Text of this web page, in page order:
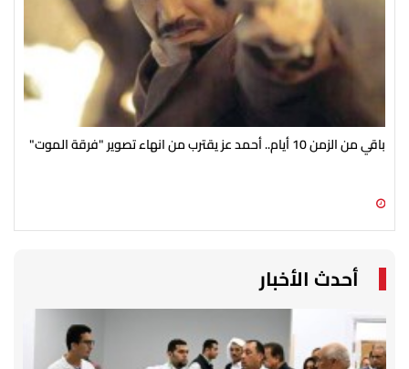
باقي من الزمن 10 أيام.. أحمد عز يقترب من انهاء تصوير "فرقة الموت"
أحدث الأخبار